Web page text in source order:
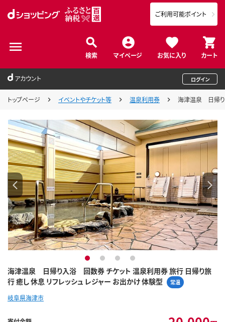
検索 マイページ お気に入り カート
ご利用可能ポイント
アカウント ログイン
トップページ イベントやチケット等 温泉利用券 海津温泉 日帰り
海津温泉 日帰り入浴 回数券 チケット 温泉利用券 旅行 日帰り旅
行 癒し 休息 リフレッシュ レジャー お出かけ 体験型
常温
1 2 3 4
岐阜県海津市